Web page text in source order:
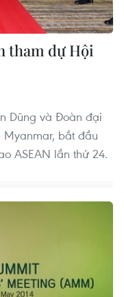
tham dự Hội
Dũng và Đoàn đại
Myanmar, bắt đầu
ASEAN lần thứ 24.